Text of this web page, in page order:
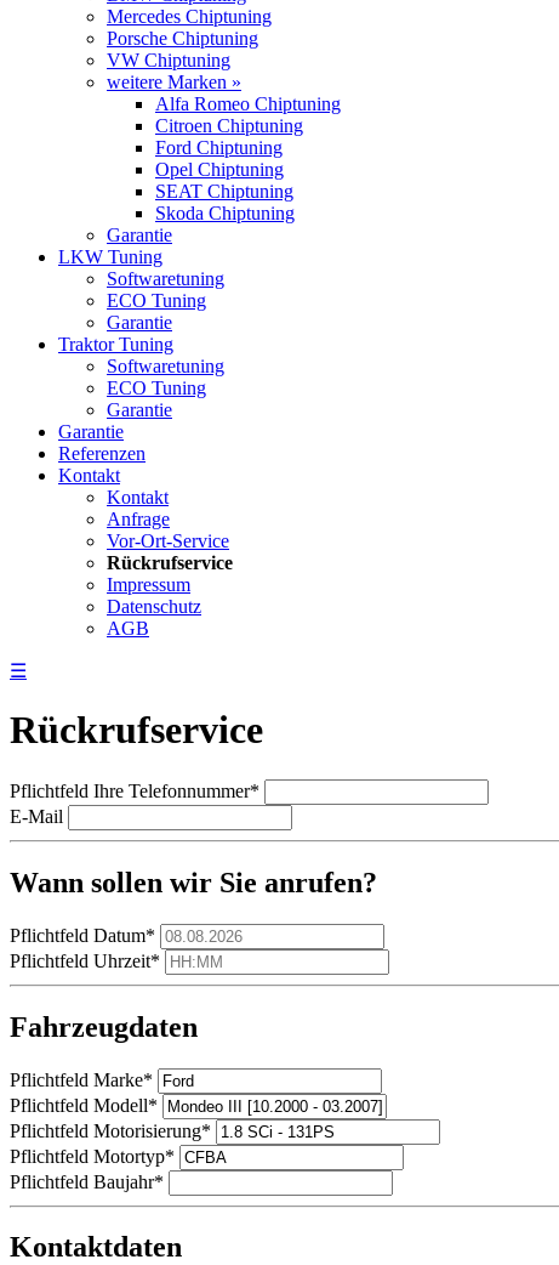
Mercedes Chiptuning
Porsche Chiptuning
VW Chiptuning
weitere Marken »
Alfa Romeo Chiptuning
Citroen Chiptuning
Ford Chiptuning
Opel Chiptuning
SEAT Chiptuning
Skoda Chiptuning
Garantie
LKW Tuning
Softwaretuning
ECO Tuning
Garantie
Traktor Tuning
Softwaretuning
ECO Tuning
Garantie
Garantie
Referenzen
Kontakt
Kontakt
Anfrage
Vor-Ort-Service
Rückrufservice
Impressum
Datenschutz
AGB
☰
Rückrufservice
Pflichtfeld Ihre Telefonnummer*
E-Mail
Wann sollen wir Sie anrufen?
Pflichtfeld Datum*
Pflichtfeld Uhrzeit*
Fahrzeugdaten
Pflichtfeld Marke*
Pflichtfeld Modell*
Pflichtfeld Motorisierung*
Pflichtfeld Motortyp*
Pflichtfeld Baujahr*
Kontaktdaten